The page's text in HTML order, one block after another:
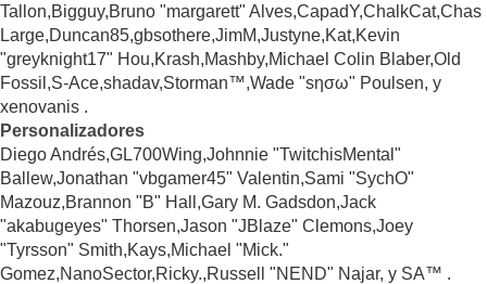
Tallon,Bigguy,Bruno "margarett" Alves,CapadY,ChalkCat,Chas
Large,Duncan85,gbsothere,JimM,Justyne,Kat,Kevin
"greyknight17" Hou,Krash,Mashby,Michael Colin Blaber,Old
Fossil,S-Ace,shadav,Storman™,Wade "sησω" Poulsen, y
xenovanis .
Personalizadores
Diego Andrés,GL700Wing,Johnnie "TwitchisMental"
Ballew,Jonathan "vbgamer45" Valentin,Sami "SychO"
Mazouz,Brannon "B" Hall,Gary M. Gadsdon,Jack
"akabugeyes" Thorsen,Jason "JBlaze" Clemons,Joey
"Tyrsson" Smith,Kays,Michael "Mick."
Gomez,NanoSector,Ricky.,Russell "NEND" Najar, y SA™ .